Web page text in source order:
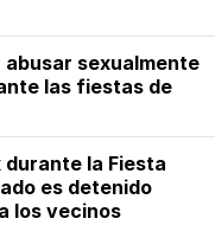
sexualmente
las fiestas de
durante la Fiesta
es detenido
los vecinos